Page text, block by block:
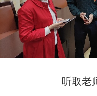
听取老